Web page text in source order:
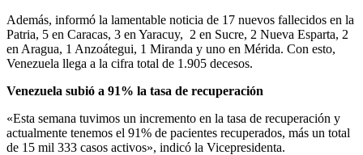
Además, informó la lamentable noticia de 17 nuevos fallecidos en la
Patria, 5 en Caracas, 3 en Yaracuy, 2 en Sucre, 2 Nueva Esparta, 2
en Aragua, 1 Anzoátegui, 1 Miranda y uno en Mérida. Con esto,
Venezuela llega a la cifra total de 1.905 decesos.
Venezuela subió a 91% la tasa de recuperación
«Esta semana tuvimos un incremento en la tasa de recuperación y
actualmente tenemos el 91% de pacientes recuperados, más un total
de 15 mil 333 casos activos», indicó la Vicepresidenta.